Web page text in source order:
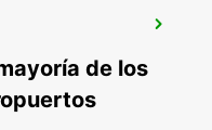
de los